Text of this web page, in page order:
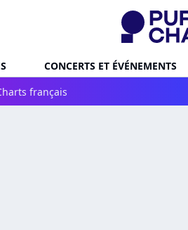
CONCERTS ET ÉVÉNEMENTS
français